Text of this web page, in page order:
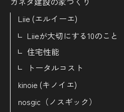
Liie (エルイーエ)
Liieが大切にする10のこと
住宅性能
トータルコスト
kinoie (キノイエ)
nosgic（ノスギック）